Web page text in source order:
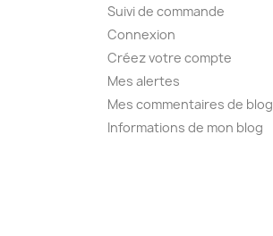
Suivi de commande
Connexion
Créez votre compte
Mes alertes
Mes commentaires de blog
Informations de mon blog